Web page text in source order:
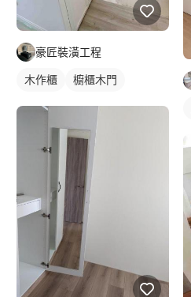
豪匠裝潢工程
木作櫃 櫥櫃木門